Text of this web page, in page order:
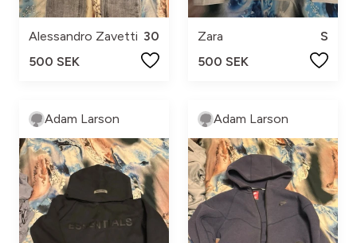
Alessandro Zavetti 30
500 SEK
Zara
S
500 SEK
Adam Larson Adam Larson